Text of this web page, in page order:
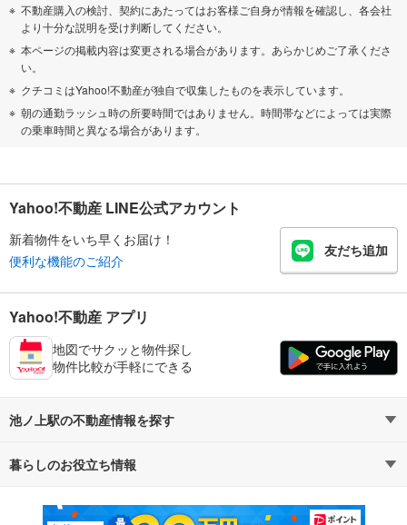
不動産購入の検討、契約にあたってはお客様ご自身が情報を確認し、各会社
より十分な説明を受け判断してください。
本ページの掲載内容は変更される場合があります。あらかじめご了承くださ
い。
クチコミはYahoo!不動産が独自で収集したものを表示しています。
朝の通勤ラッシュ時の所要時間ではありません。時間帯などによっては実際
の乗車時間と異なる場合があります。
Yahoo!不動産 LINE公式アカウント
新着物件をいち早くお届け！
便利な機能のご紹介
友だち追加
Yahoo!不動産 アプリ
地図でサクッと物件探し
物件比較が手軽にできる
池ノ上駅の不動産情報を探す
不動産・住宅
新築マンション 中古マンション
暮らしのお役立ち情報
マンションカタログ 教えて！住まいの先生